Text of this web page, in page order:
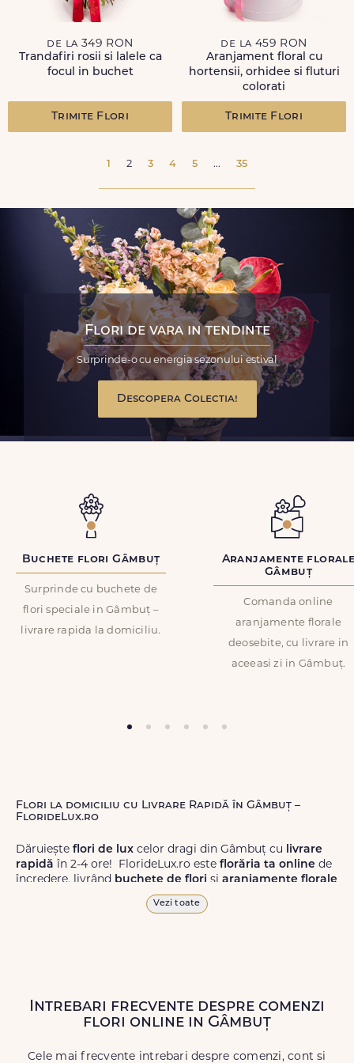
de la 349 RON
Trandafiri rosii si lalele ca
focul in buchet
Trimite Flori
de la 459 RON
Aranjament floral cu
hortensii, orhidee si fluturi
colorati
Trimite Flori
1 2 3 4 5 ... 35
Flori de vara in tendinte
Surprinde-o cu energia sezonului estival
Descopera Colectia!
Buchete flori Gâmbuț
Surprinde cu buchete de
flori speciale in Gâmbuț –
livrare rapida la domiciliu.
Aranjamente
Gâmbuț
Comanda online
aranjamente florale
deosebite, cu livrare in
aceeasi zi in Gâmbuț.
Flori la domiciliu cu Livrare Rapidă în Gâmbuț –
FlorideLux.ro
Dăruiește flori de lux celor dragi din Gâmbuț cu livrare
rapidă în 2-4 ore! FlorideLux.ro este florăria ta online de
încredere, livrând buchete de flori și aranjamente florale
de calitate superioară în Gâmbuț și în toată România.
Livrăm buchete de florichiar și în weekend, pentru ca tu
să poți adresa un gest frumos atunci când ai nevoie.
Vezi toate
Intrebari frecvente despre comenzi
flori online in Gâmbuț
Cele mai frecvente intrebari despre comenzi, cont si